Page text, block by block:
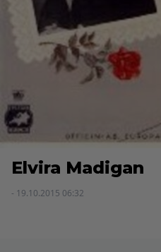
Elvira Madigan
- 19.10.2015 06:32